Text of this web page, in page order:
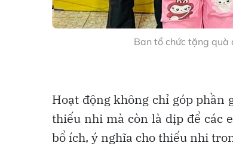
Ban tổ chức tặng quà
Hoạt động không chỉ góp phần
thiếu nhi mà còn là dịp để các
bổ ích, ý nghĩa cho thiếu nhi